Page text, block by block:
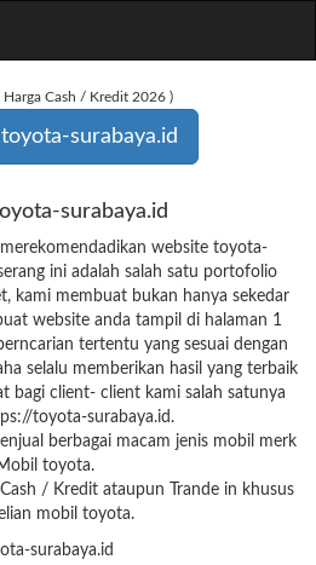
Cash / Kredit 2026 )
surabaya.id
surabaya.id
website toyota-
ini adalah salah satu portofolio
kami membuat bukan hanya sekedar
website anda tampil di halaman 1
tertentu yang sesuai dengan
selalu memberikan hasil yang terbaik
bagi client- client kami salah satunya
toyota-surabaya.id.
berbagai macam jenis mobil merk
toyota.
/ Kredit ataupun Trande in khusus
mobil toyota.
surabaya.id